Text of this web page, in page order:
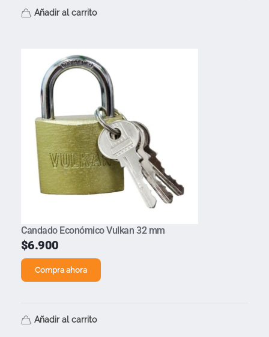
Añadir al carrito
Candado Económico Vulkan 32 mm
$6.900
Compra ahora
Añadir al carrito